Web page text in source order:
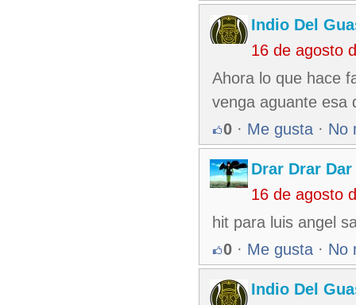
Indio Del
16 de agosto
Ahora lo que hace
venga aguante esa
0 · Me gusta · No
Drar Drar Dar
16 de agosto
hit para luis angel
0 · Me gusta · No
Indio Del